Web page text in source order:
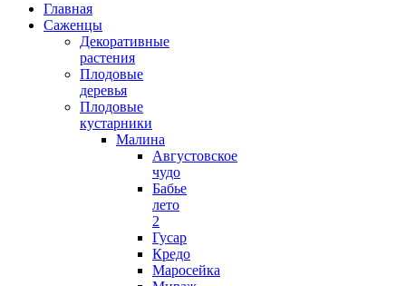
Главная
Саженцы
Декоративные
растения
Плодовые
деревья
Плодовые
кустарники
Малина
Августовское
чудо
Бабье
лето
2
Гусар
Кредо
Маросейка